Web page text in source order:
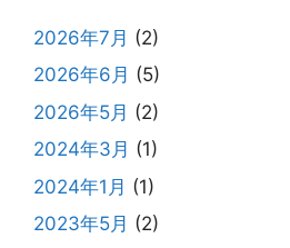
2026年7月 (2)
2026年6月 (5)
2026年5月 (2)
2024年3月 (1)
2024年1月 (1)
2023年5月 (2)